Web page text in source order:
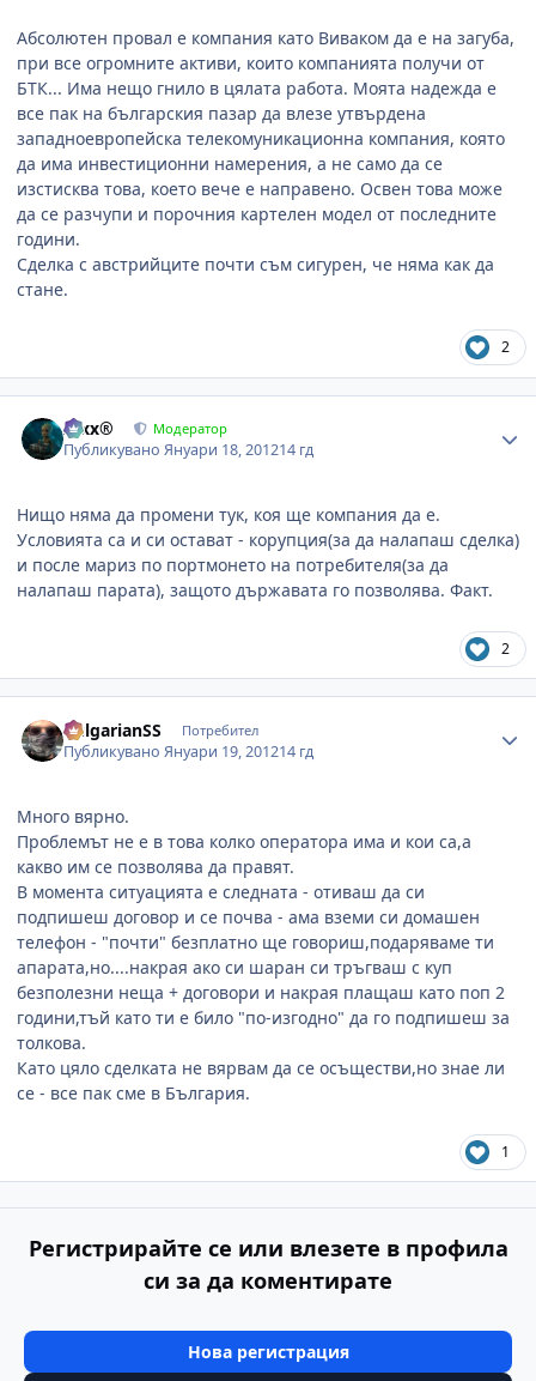
Абсолютен провал е компания като Виваком да е на загуба,
при все огромните активи, които компанията получи от
БТК... Има нещо гнило в цялата работа. Моята надежда е
все пак на българския пазар да влезе утвърдена
западноевропейска телекомуникационна компания, която
да има инвестиционни намерения, а не само да се
изстисква това, което вече е направено. Освен това може
да се разчупи и порочния картелен модел от последните
години.
Сделка с австрийците почти съм сигурен, че няма как да
стане.
2
Alxx® Модератор
ПубликуваноЯнуари 18, 201214 гд
Нищо няма да промени тук, коя ще компания да е.
Условията са и си остават - корупция(за да налапаш сделка)
и после мариз по портмонето на потребителя(за да
налапаш парата), защото държавата го позволява. Факт.
2
BulgarianSS Потребител
ПубликуваноЯнуари 19, 201214 гд
Много вярно.
Проблемът не е в това колко оператора има и кои са,а
какво им се позволява да правят.
В момента ситуацията е следната - отиваш да си
подпишеш договор и се почва - ама вземи си домашен
телефон - "почти" безплатно ще говориш,подаряваме ти
апарата,но....накрая ако си шаран си тръгваш с куп
безполезни неща + договори и накрая плащаш като поп 2
години,тъй като ти е било "по-изгодно" да го подпишеш за
толкова.
Като цяло сделката не вярвам да се осъществи,но знае ли
се - все пак сме в България.
1
Регистрирайте се или влезете в профила
си за да коментирате
Нова регистрация